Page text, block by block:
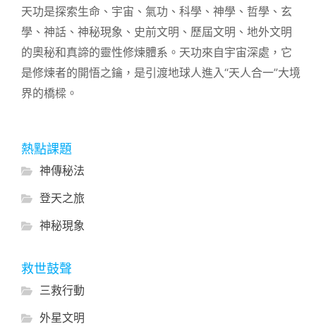
天功是探索生命、宇宙、氣功、科學、神學、哲學、玄
學、神話、神秘現象、史前文明、歷屆文明、地外文明
的奧秘和真諦的靈性修煉體系。天功來自宇宙深處，它
是修煉者的開悟之鑰，是引渡地球人進入“天人合一”大境
界的橋樑。
熱點課題
神傳秘法
登天之旅
神秘現象
救世鼓聲
三救行動
外星文明